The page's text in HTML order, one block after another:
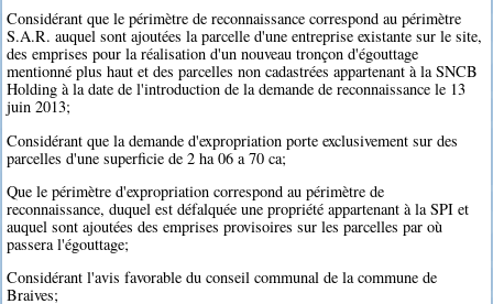
Considérant que le périmètre de reconnaissance correspond au périmètre
S.A.R. auquel sont ajoutées la parcelle d'une entreprise existante sur le site,
des emprises pour la réalisation d'un nouveau tronçon d'égouttage
mentionné plus haut et des parcelles non cadastrées appartenant à la SNCB
Holding à la date de l'introduction de la demande de reconnaissance le 13
juin 2013;
Considérant que la demande d'expropriation porte exclusivement sur des
parcelles d'une superficie de 2 ha 06 a 70 ca;
Que le périmètre d'expropriation correspond au périmètre de
reconnaissance, duquel est défalquée une propriété appartenant à la SPI et
auquel sont ajoutées des emprises provisoires sur les parcelles par où
passera l'égouttage;
Considérant l'avis favorable du conseil communal de la commune de
Braives;